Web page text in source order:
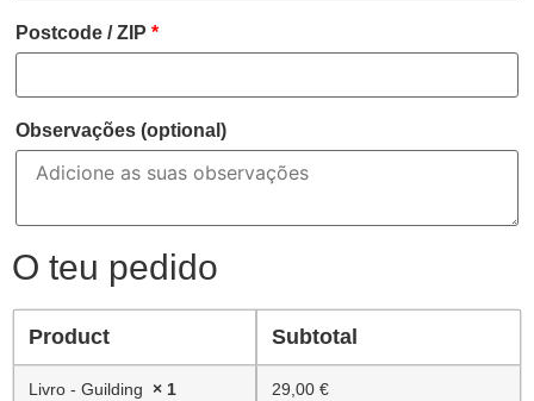
Postcode / ZIP *
Observações (optional)
O teu pedido
Product Subtotal
Livro - Guilding × 1 29,00 €